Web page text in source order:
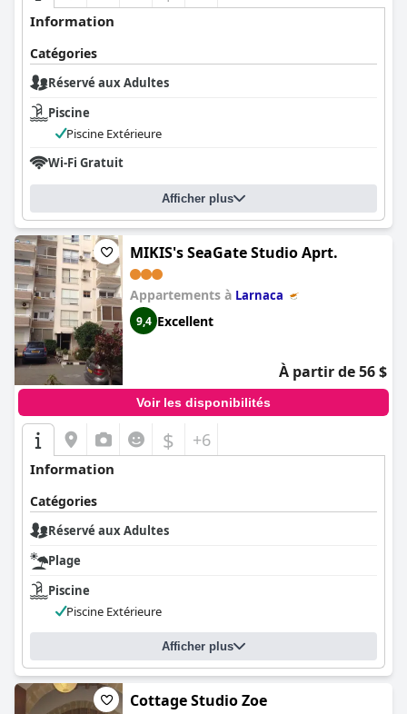
Information
Catégories
Réservé aux Adultes
Piscine
Piscine Extérieure
Wi-Fi Gratuit
Afficher plus
MIKIS's SeaGate Studio Aprt.
Appartements à Larnaca
9,4 Excellent
À partir de 56 $
Voir les disponibilités
$ +6
Information
Catégories
Réservé aux Adultes
Plage
Piscine
Piscine Extérieure
Afficher plus
Cottage Studio Zoe